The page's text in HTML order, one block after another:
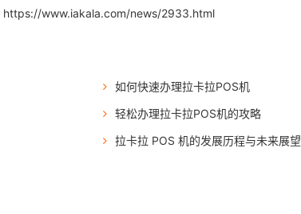
https://www.iakala.com/news/2933.html
如何快速办理拉卡拉POS机
轻松办理拉卡拉POS机的攻略
拉卡拉 POS 机的发展历程与未来展望